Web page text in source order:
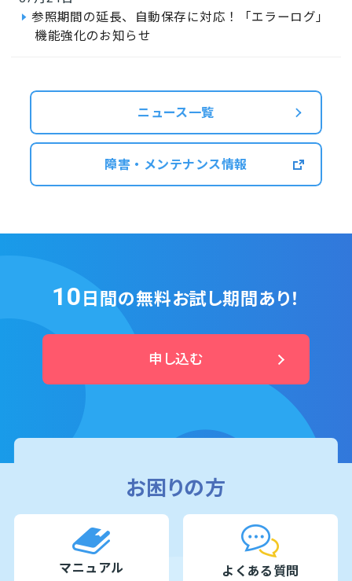
参照期間の延長、自動保存に対応！「エラーログ」
機能強化のお知らせ
ニュース一覧
障害・メンテナンス情報
10 日間の無料お試し期間あり！
申し込む
お困りの方
マニュアル よくある質問